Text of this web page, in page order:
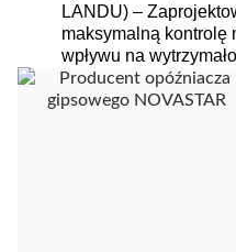
LANDU) –
maksymalną kontrolę
wpływu na